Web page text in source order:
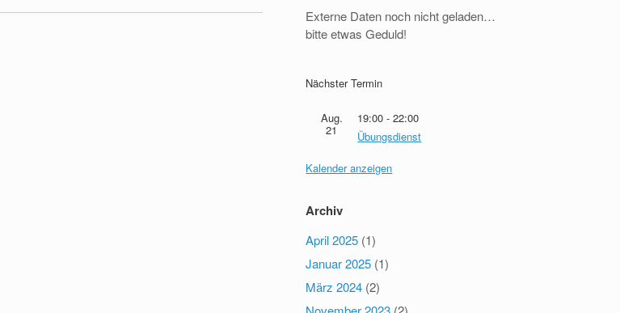
Externe Daten noch nicht geladen…
bitte etwas Geduld!
Nächster Termin
Aug.
21
19:00 -22:00
Übungsdienst
Kalender anzeigen
Archiv
April 2025 (1)
Januar 2025 (1)
März 2024 (2)